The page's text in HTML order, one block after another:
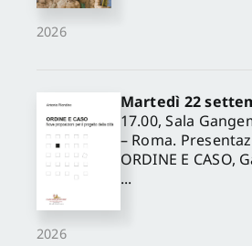
2026
2026
Martedì 22
17.00, Sala
– Roma.
ORDINE E CASO,
...